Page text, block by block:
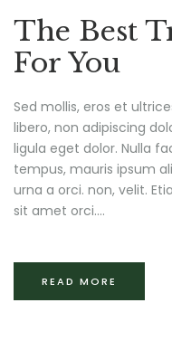
The Best
For You
Sed mollis, eros et
libero, non adipiscing
ligula eget dolor. Nulla
tempus, mauris ipsum
urna a orci. non, velit.
sit amet orci....
READ MORE